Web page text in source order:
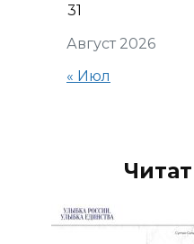
Август 2026
31
« Июл